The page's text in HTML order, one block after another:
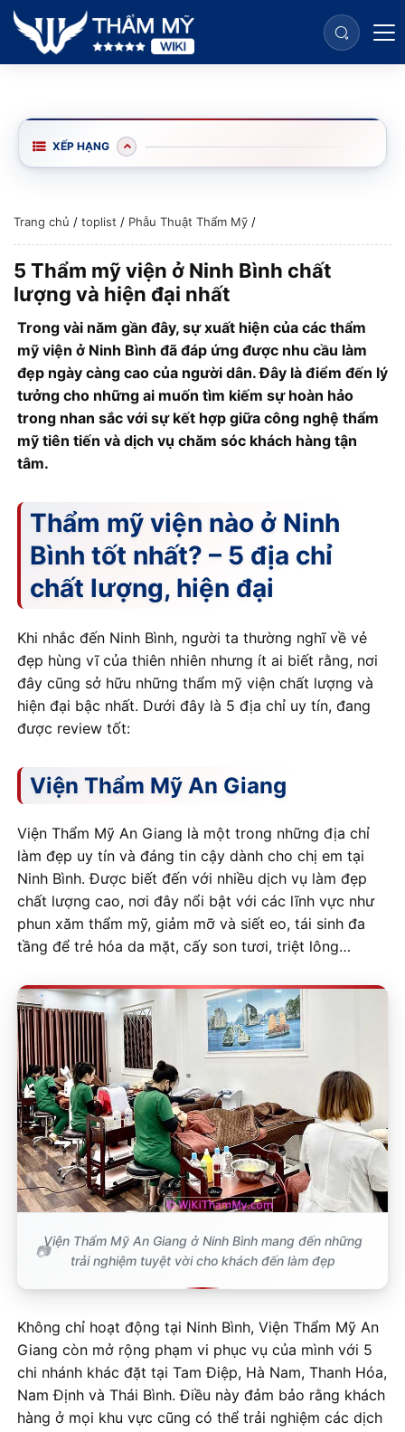
XẾP HẠNG
Trang chủ / toplist / Phẫu Thuật Thẩm Mỹ /
5 Thẩm mỹ viện ở Ninh Bình chất
lượng và hiện đại nhất
Trong vài năm gần đây, sự xuất hiện của các thẩm
mỹ viện ở Ninh Bình đã đáp ứng được nhu cầu làm
đẹp ngày càng cao của người dân. Đây là điểm đến lý
tưởng cho những ai muốn tìm kiếm sự hoàn hảo
trong nhan sắc với sự kết hợp giữa công nghệ thẩm
mỹ tiên tiến và dịch vụ chăm sóc khách hàng tận
tâm.
Thẩm mỹ viện nào ở Ninh
Bình tốt nhất? – 5 địa chỉ
chất lượng, hiện đại
Khi nhắc đến Ninh Bình, người ta thường nghĩ về vẻ
đẹp hùng vĩ của thiên nhiên nhưng ít ai biết rằng, nơi
đây cũng sở hữu những thẩm mỹ viện chất lượng và
hiện đại bậc nhất. Dưới đây là 5 địa chỉ uy tín, đang
được review tốt:
Viện Thẩm Mỹ An Giang
Viện Thẩm Mỹ An Giang là một trong những địa chỉ
làm đẹp uy tín và đáng tin cậy dành cho chị em tại
Ninh Bình. Được biết đến với nhiều dịch vụ làm đẹp
chất lượng cao, nơi đây nổi bật với các lĩnh vực như
phun xăm thẩm mỹ, giảm mỡ và siết eo, tái sinh đa
tầng để trẻ hóa da mặt, cấy son tươi, triệt lông…
Viện Thẩm Mỹ An Giang ở Ninh Bình mang đến những
trải nghiệm tuyệt vời cho khách đến làm đẹp
Không chỉ hoạt động tại Ninh Bình, Viện Thẩm Mỹ An
Giang còn mở rộng phạm vi phục vụ của mình với 5
chi nhánh khác đặt tại Tam Điệp, Hà Nam, Thanh Hóa,
Nam Định và Thái Bình. Điều này đảm bảo rằng khách
hàng ở mọi khu vực cũng có thể trải nghiệm các dịch